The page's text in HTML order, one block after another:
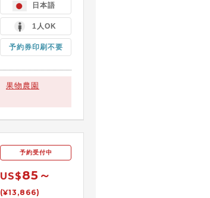
日本語
1人OK
予約券印刷不要
果物農園
予約受付中
US$85～
(¥13,866)